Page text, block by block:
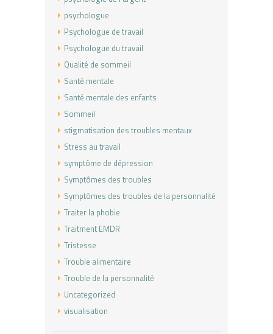
psychologue
Psychologue de travail
Psychologue du travail
Qualité de sommeil
Santé mentale
Santé mentale des enfants
Sommeil
stigmatisation des troubles mentaux
Stress au travail
symptôme de dépression
Symptômes des troubles
Symptômes des troubles de la personnalité
Traiter la phobie
Traitment EMDR
Tristesse
Trouble alimentaire
Trouble de la personnalité
Uncategorized
visualisation